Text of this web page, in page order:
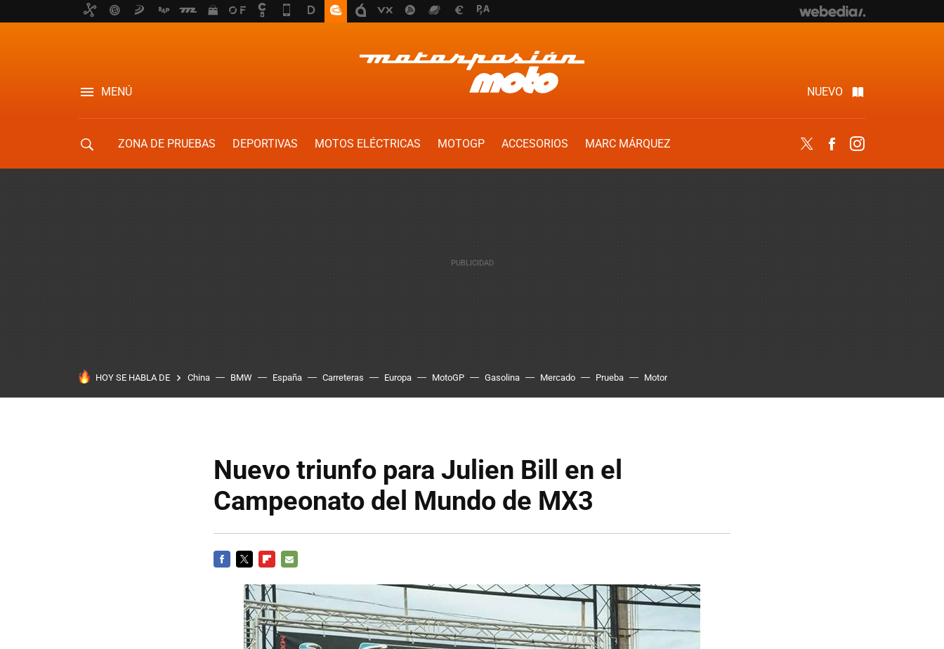
MENÚ NUEVO
ZONA DE PRUEBAS DEPORTIVAS MOTOS ELÉCTRICAS MOTOGP ACCESORIOS
MARC MÁRQUEZ
Twitter Facebook
HOY SE HABLA DE China BMW España Carreteras Europa MotoGP Gasolina Mercado Prueba Motor
Nuevo triunfo para Julien Bill en el
Campeonato del Mundo de MX3
MAIL